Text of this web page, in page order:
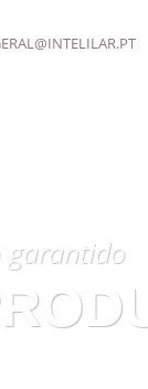
garantido